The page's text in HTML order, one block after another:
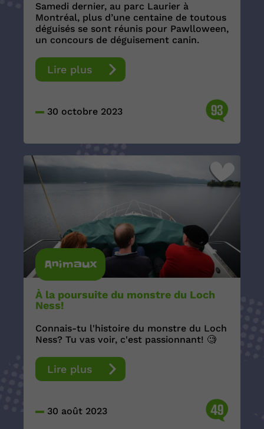
Samedi dernier, au parc Laurier à
Montréal, plus d’une centaine de toutous
déguisés se sont réunis pour Pawlloween,
un concours de déguisement canin.
Lire plus
30 octobre 2023 93
Animaux
À la poursuite du monstre du Loch
Ness!
Connais-tu l'histoire du monstre du Loch
Ness? Tu vas voir, c'est passionnant! 🧐
Lire plus
30 août 2023 49